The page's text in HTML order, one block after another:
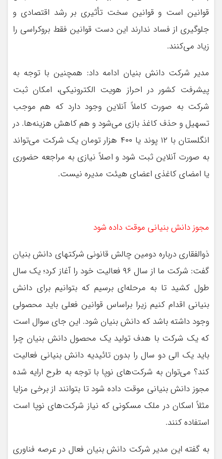
قوانین است و قوانین سخت تأثیری بر رشد اقتصادی و
جلوگیری از فساد ندارند این دست قوانین فقط بروکراسی را
زیاد می‌کنند.
مدیر شرکت دانش بنیان ادامه داد: همچنین با توجه به
پیشرفت کشور در احراز هویت الکترونیکی، امکان ثبت
شرکت به صورت کاملاً آنلاین وجود دارد که هم موجب
تسهیل و حذف کاغذ بازی می‌شود و هم کاهش هزینه‌ها. در
انگلستان با ۱۲ پوند یا ۴۰۰ هزار تومان یک شرکت می‌تواند
به صورت آنلاین ثبت شود و اصلاً نیازی به مراجعه حضوری
یا امضای کاغذی اعضای هیئت مدیره نیست.
مجوز دانش بنیانی موقت داده شود
ذوالفقاری درباره دومین چالش قانونی شرکتهای دانش بنیان
گفت: شرکت ما از سال ۹۶ فعالیت خود را آغاز کرد؛ یک سال
طول کشید تا به مرحله‌ای برسیم که بتوانیم برای دانش
بنیانی اقدام کنیم زیرا براساس قوانین فعلی باید محصولی
وجود داشته باشد که دانش بنیان شود. این جای سوال است
که یک شرکت با هدف تولید یک محصول دانش بنیان چرا
باید یک الی دو سال را بدون تائیدیه دانش بنیانی فعالیت
کند؟ می‌توان به شرکت‌های نوپا با توجه به طرح ارایه شده
مجوز دانش بنیانی موقت داده شود تا بتوانند از برخی مزایا
مثلاً اسکان در ملک مسکونی که نیاز شرکت‌های نوپا است
استفاده کنند.
به گفته این مدیر شرکت دانش بنیان فعال در عرصه فناوری